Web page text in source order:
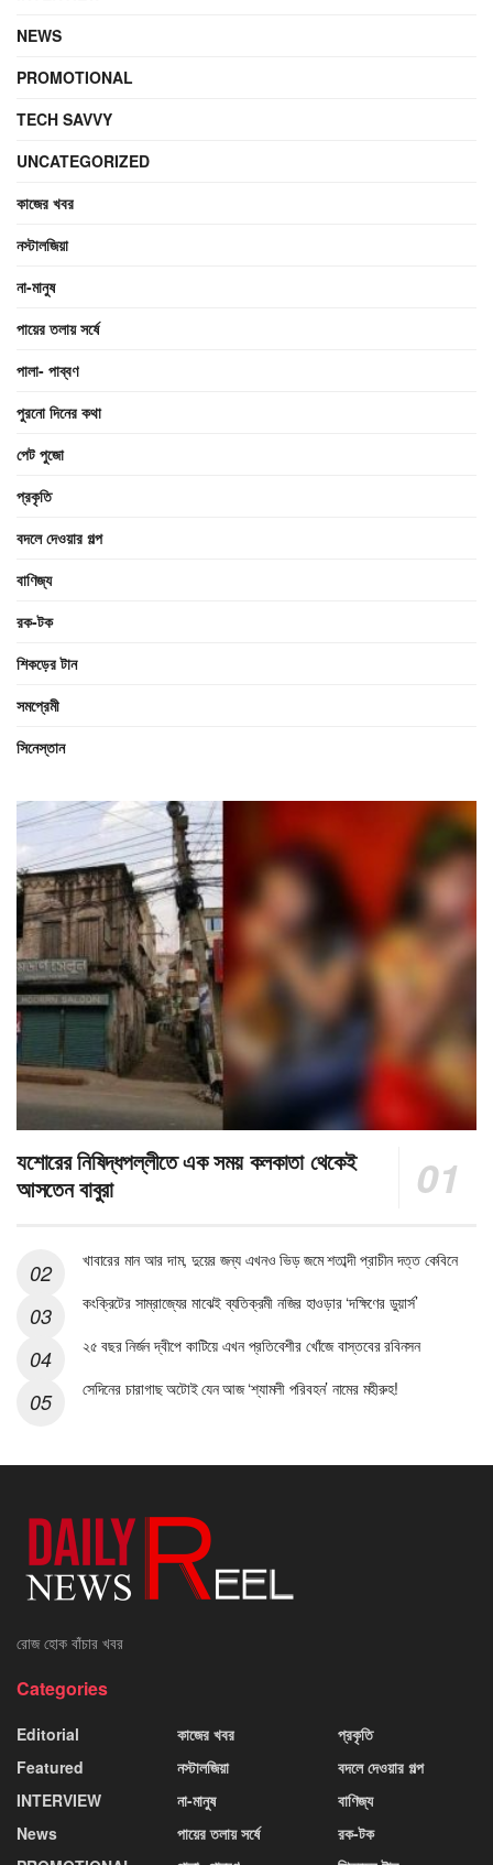
NEWS
PROMOTIONAL
TECH SAVVY
UNCATEGORIZED
কাজের খবর
নস্টালজিয়া
না-মানুষ
পায়ের তলায় সর্ষে
পালা- পাব্বণ
পুরনো দিনের কথা
পেট পুজো
প্রকৃতি
বদলে দেওয়ার গল্প
বাণিজ্য
রক-টক
শিকড়ের টান
সমপ্রেমী
সিনেস্তান
যশোরের নিষিদ্ধপল্লীতে এক সময় কলকাতা থেকেই
আসতেন বাবুরা
খাবারের মান আর দাম, দুয়ের জন্য এখনও ভিড় জমে শতাব্দী প্রাচীন দত্ত কেবিনে
কংক্রিটের সাম্রাজ্যের মাঝেই ব্যতিক্রমী নজির হাওড়ার ‘দক্ষিণের ডুয়ার্স’
২৫ বছর নির্জন দ্বীপে কাটিয়ে এখন প্রতিবেশীর খোঁজে বাস্তবের রবিনসন
সেদিনের চারাগাছ অটোই যেন আজ ‘শ্যামলী পরিবহন’ নামের মহীরুহ!
রোজ হোক বাঁচার খবর
Categories
Editorial
Featured
INTERVIEW
News
কাজের খবর
নস্টালজিয়া
না-মানুষ
পায়ের তলায় সর্ষে
প্রকৃতি
বদলে দেওয়ার গল্প
বাণিজ্য
রক-টক